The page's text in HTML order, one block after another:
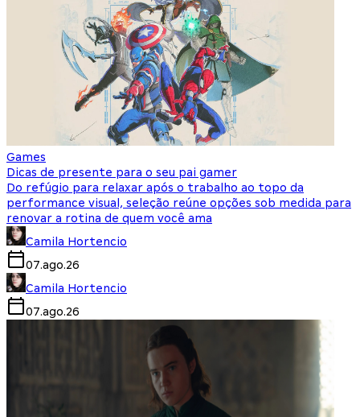
Games
Dicas de presente para o seu pai gamer
Do refúgio para relaxar após o trabalho ao topo da
performance visual, seleção reúne opções sob medida para
renovar a rotina de quem você ama
Camila Hortencio
07.ago.26
Camila Hortencio
07.ago.26